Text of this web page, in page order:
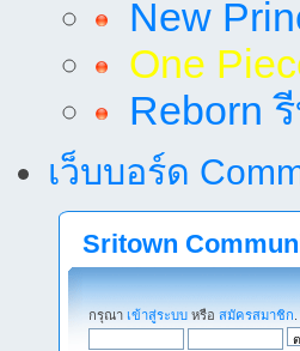
New
One
Reborn
เว็บบอร์ด
Sritown
กรุณา เข้าสู่ระบบ หรือ สมัครสมาชิก